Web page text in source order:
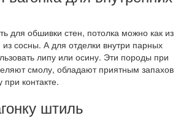
для обшивки стен, потолка можно как из
из сосны. А для отделки внутри парных
липу или осину. Эти породы при
смолу, обладают приятным запахов
контакте.
штиль